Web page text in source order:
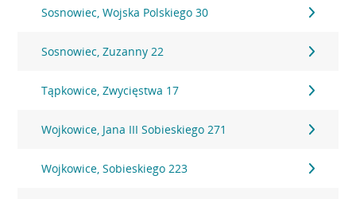
Sosnowiec, Wojska Polskiego 30
Sosnowiec, Zuzanny 22
Tąpkowice, Zwycięstwa 17
Wojkowice, Jana III Sobieskiego 271
Wojkowice, Sobieskiego 223